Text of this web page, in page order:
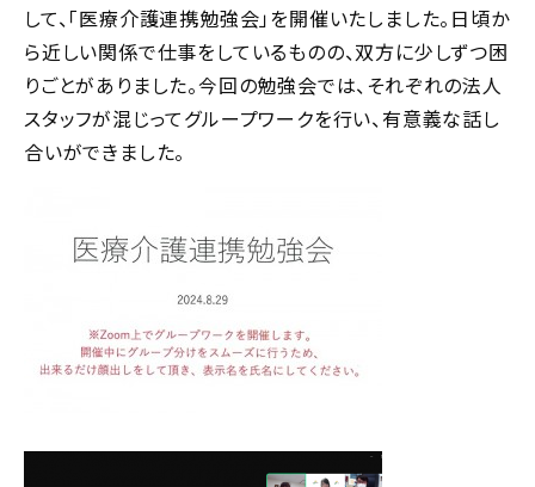
して、「医療介護連携勉強会」を開催いたしました。日頃か
ら近しい関係で仕事をしているものの、双方に少しずつ困
りごとがありました。今回の勉強会では、それぞれの法人
スタッフが混じってグループワークを行い、有意義な話し
合いができました。